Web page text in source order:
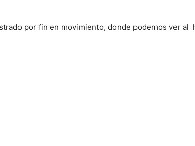
por fin en movimiento, donde podemos ver